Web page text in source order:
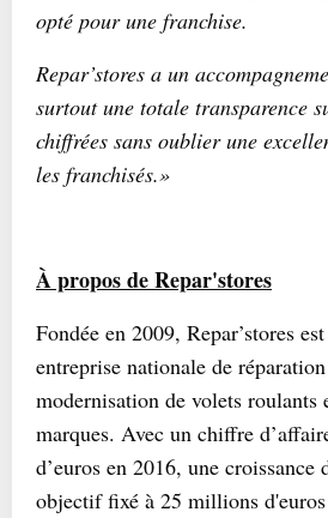
opté pour une franchise.
Repar’stores a un
surtout une totale transparence
chiffrées sans oublier une
les franchisés.»
À propos de Repar'stores
Fondée en 2009, Repar’stores
entreprise nationale de
modernisation de volets roulants
marques. Avec un chiffre
d’euros en 2016, une croissance
objectif fixé à 25 millions